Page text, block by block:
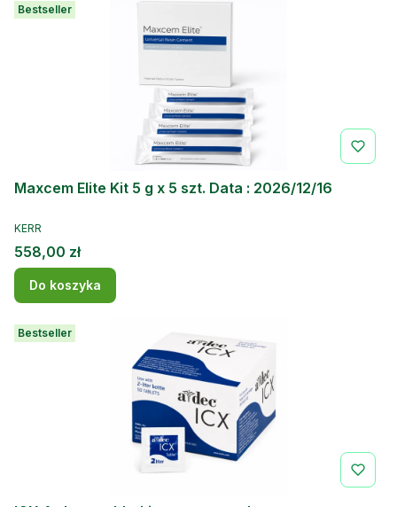
Bestseller
Maxcem Elite Kit 5 g x 5 szt. Data : 2026/12/16
PRODUCENT
KERR
Cena
558,00 zł
Do koszyka
Bestseller